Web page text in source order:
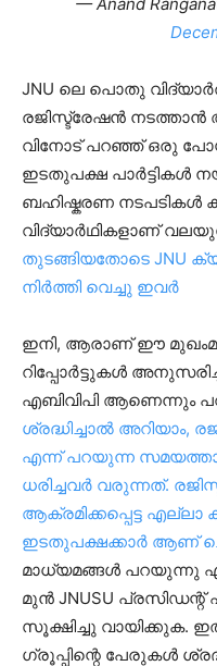
JNU ലെ പൊതു
രജിസ്ട്രേഷൻ നടത്താൻ
വിനോട് പറഞ്ഞ് ഒരു
ഇടതുപക്ഷ പാർട്ടികൾ
ബഹിഷ്കരണ നടപടികൾ
വിദ്യാർഥികളാണ്
തുടങ്ങിയതോടെ JNU
നിർത്തി വെച്ചു ഇവർ
ഇനി, ആരാണ് ഈ
റിപ്പോർട്ടുകൾ
എബിവിപി ആണെന്നും
ശ്രദ്ധിച്ചാൽ അറിയാം,
എന്ന് പറയുന്ന
ധരിച്ചവർ വരുന്നത്.
ആക്രമിക്കപ്പെട്ട
ഇടതുപക്ഷക്കാർ ആണ്
മാധ്യമങ്ങൾ പറയുന്നു
മുൻ JNUSU പ്രസിഡന്റ്
സൂക്ഷിച്ചു വായിക്കുക.
ഗ്രൂപ്പിന്റെ പേരുകൾ